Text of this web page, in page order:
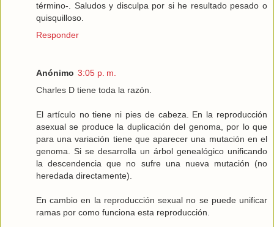
término-. Saludos y disculpa por si he resultado pesado o
quisquilloso.
Responder
Anónimo 3:05 p. m.
Charles D tiene toda la razón.
El artículo no tiene ni pies de cabeza. En la reproducción
asexual se produce la duplicación del genoma, por lo que
para una variación tiene que aparecer una mutación en el
genoma. Si se desarrolla un árbol genealógico unificando
la descendencia que no sufre una nueva mutación (no
heredada directamente).
En cambio en la reproducción sexual no se puede unificar
ramas por como funciona esta reproducción.